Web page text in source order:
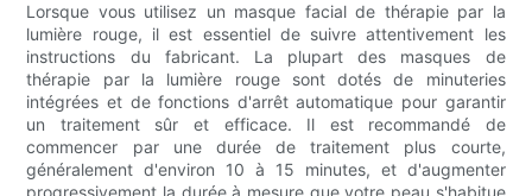
Lorsque vous utilisez un masque facial de thérapie par la
lumière rouge, il est essentiel de suivre attentivement les
instructions du fabricant. La plupart des masques de
thérapie par la lumière rouge sont dotés de minuteries
intégrées et de fonctions d'arrêt automatique pour garantir
un traitement sûr et efficace. Il est recommandé de
commencer par une durée de traitement plus courte,
généralement d'environ 10 à 15 minutes, et d'augmenter